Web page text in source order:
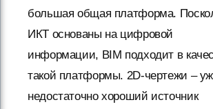
большая общая платформа.
ИКТ основаны на цифровой
информации, BIM подходит в
такой платформы. 2D-чертежи –
недостаточно хороший источник